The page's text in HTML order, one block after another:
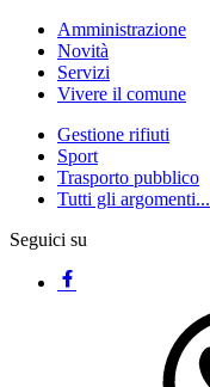
Amministrazione
Novità
Servizi
Vivere il comune
Gestione rifiuti
Sport
Trasporto pubblico
Tutti gli argomenti...
Seguici su